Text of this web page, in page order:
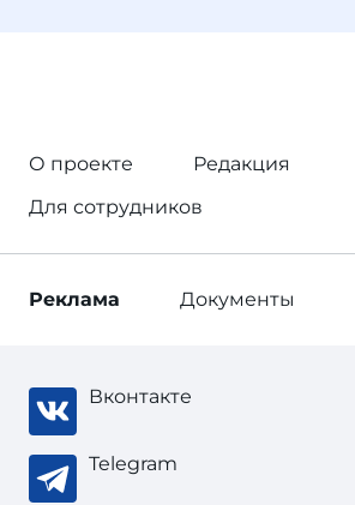
О проекте
Редакция
Для сотрудников
Реклама Документы
Вконтакте
Telegram